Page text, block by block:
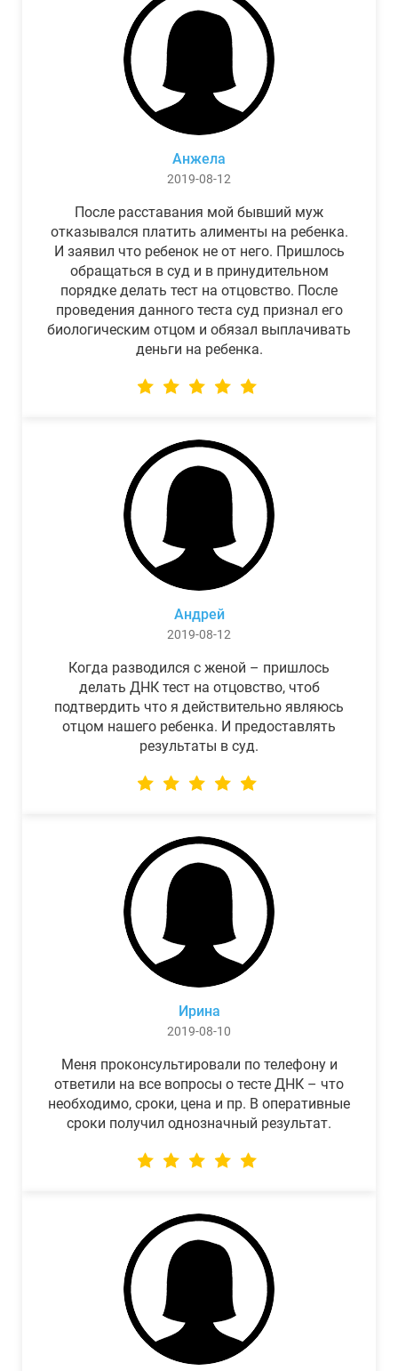
Анжела
2019-08-12
После расставания мой бывший муж
отказывался платить алименты на ребенка.
И заявил что ребенок не от него. Пришлось
обращаться в суд и в принудительном
порядке делать тест на отцовство. После
проведения данного теста суд признал его
биологическим отцом и обязал выплачивать
деньги на ребенка.
Андрей
2019-08-12
Когда разводился с женой – пришлось
делать ДНК тест на отцовство, чтоб
подтвердить что я действительно являюсь
отцом нашего ребенка. И предоставлять
результаты в суд.
Ирина
2019-08-10
Меня проконсультировали по телефону и
ответили на все вопросы о тесте ДНК – что
необходимо, сроки, цена и пр. В оперативные
сроки получил однозначный результат.